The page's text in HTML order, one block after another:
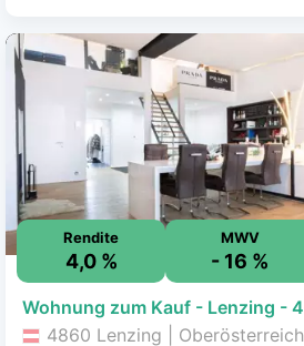
Rendite
4,0 %
MWV
- 16 %
4860 Lenzing | Oberösterreich